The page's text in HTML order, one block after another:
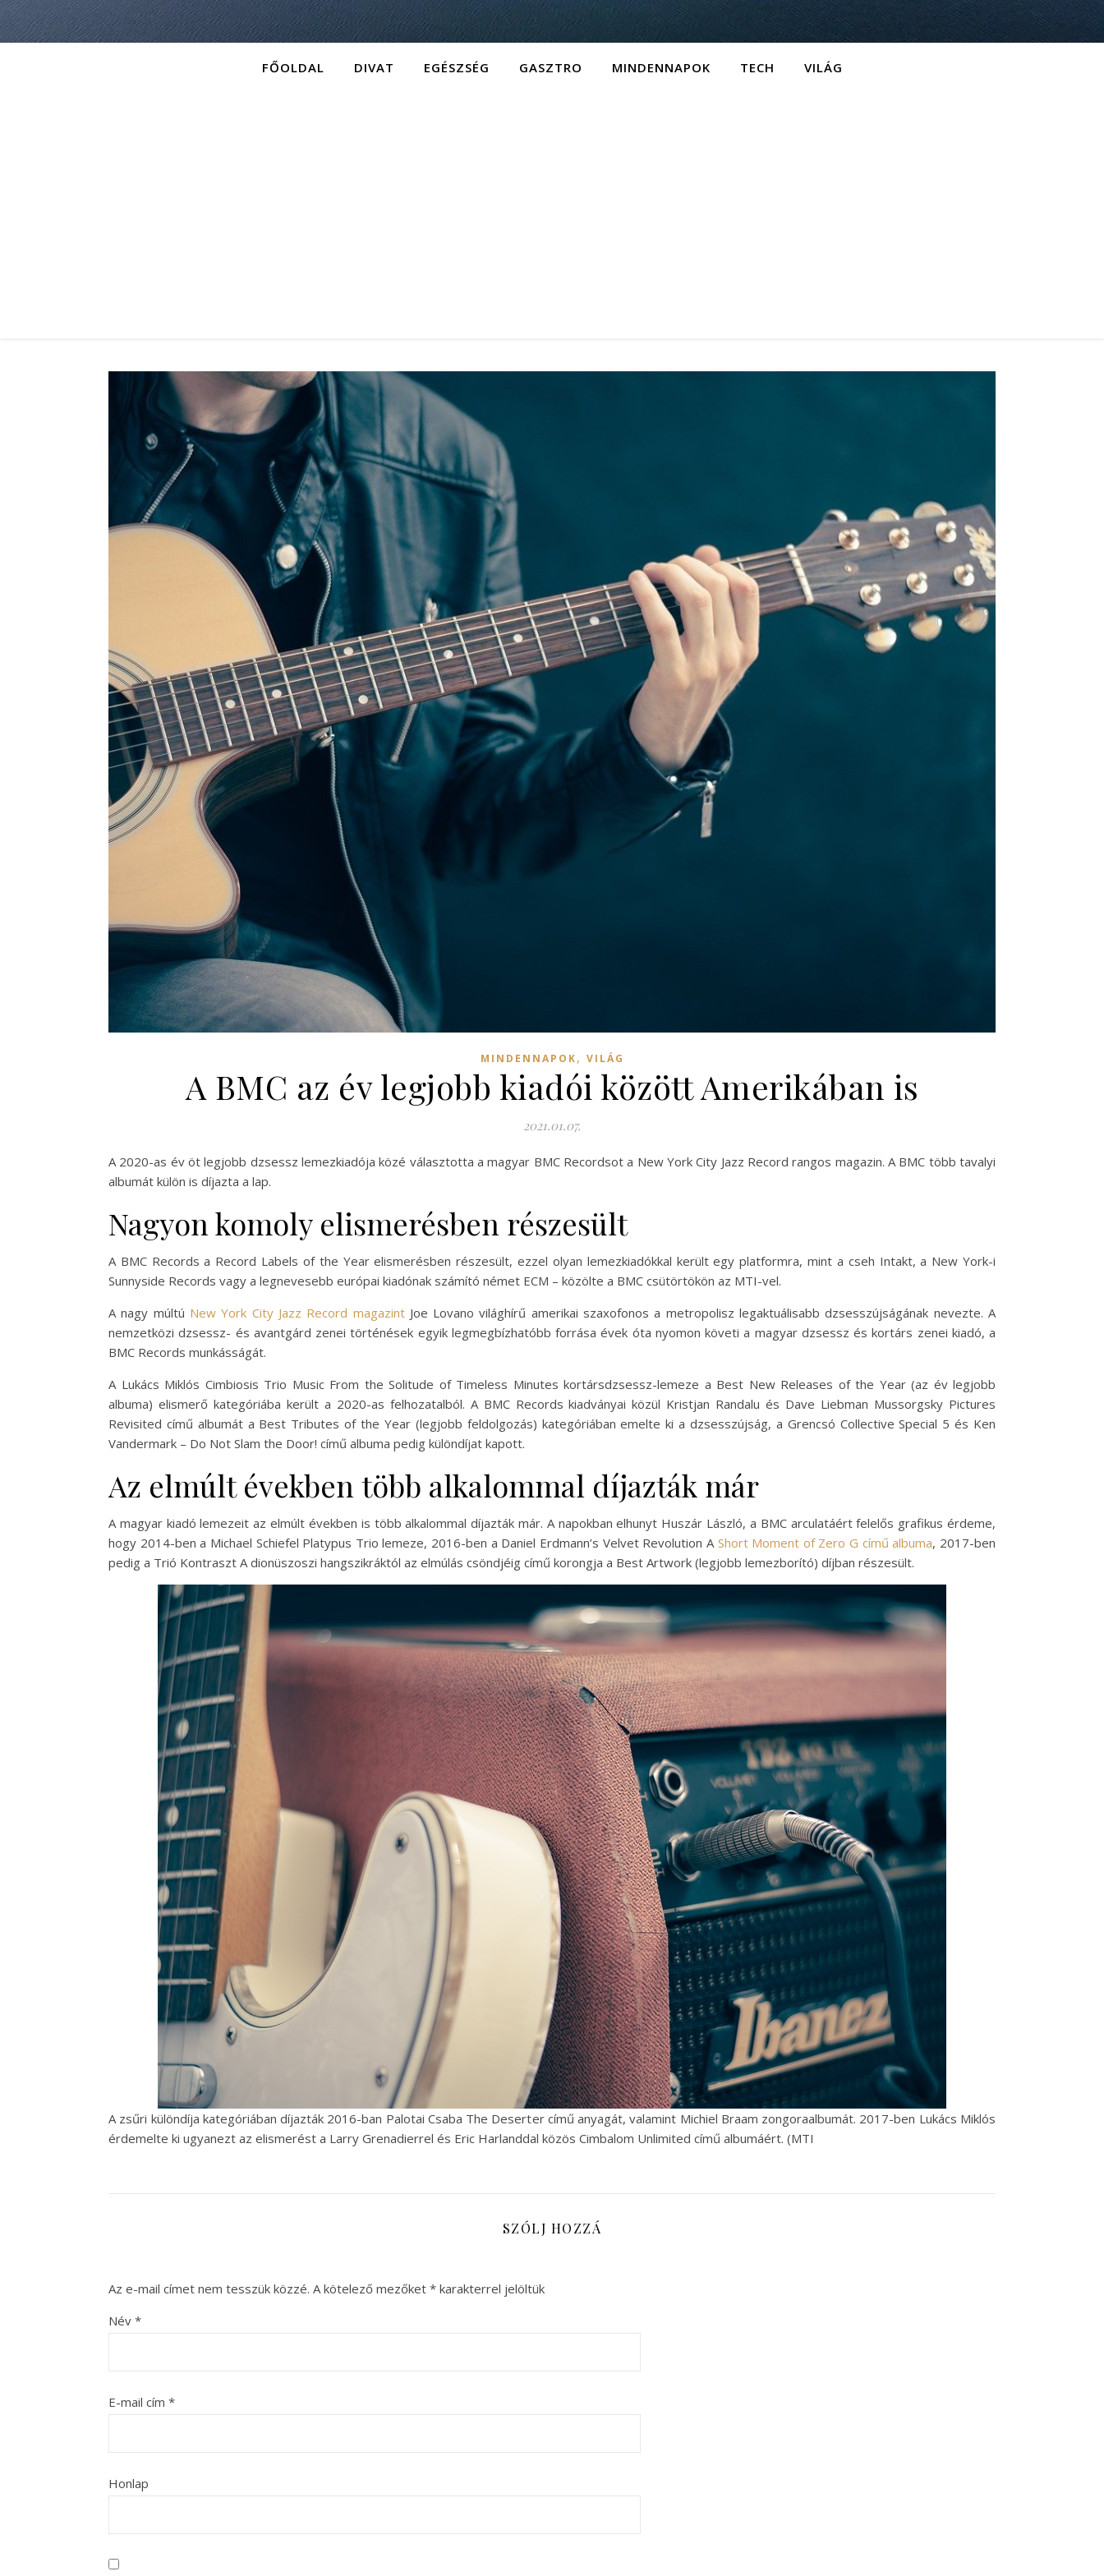
FŐOLDAL DIVAT EGÉSZSÉG GASZTRO MINDENNAPOK TECH VILÁG
MINDENNAPOK, VILÁG
A BMC az év legjobb kiadói között Amerikában is
2021.01.07.
A 2020-as év öt legjobb dzsessz lemezkiadója közé választotta a magyar BMC Recordsot a New York City Jazz Record rangos magazin. A BMC több tavalyi
albumát külön is díjazta a lap.
Nagyon komoly elismerésben részesült
A BMC Records a Record Labels of the Year elismerésben részesült, ezzel olyan lemezkiadókkal került egy platformra, mint a cseh Intakt, a New York-i
Sunnyside Records vagy a legnevesebb európai kiadónak számító német ECM – közölte a BMC csütörtökön az MTI-vel.
A nagy múltú New York City Jazz Record magazintJoe Lovano világhírű amerikai szaxofonos a metropolisz legaktuálisabb dzsesszújságának nevezte. A
nemzetközi dzsessz- és avantgárd zenei történések egyik legmegbízhatóbb forrása évek óta nyomon követi a magyar dzsessz és kortárs zenei kiadó, a
BMC Records munkásságát.
A Lukács Miklós Cimbiosis Trio Music From the Solitude of Timeless Minutes kortársdzsessz-lemeze a Best New Releases of the Year (az év legjobb
albuma) elismerő kategóriába került a 2020-as felhozatalból. A BMC Records kiadványai közül Kristjan Randalu és Dave Liebman Mussorgsky Pictures
Revisited című albumát a Best Tributes of the Year (legjobb feldolgozás) kategóriában emelte ki a dzsesszújság, a Grencsó Collective Special 5 és Ken
Vandermark – Do Not Slam the Door! című albuma pedig különdíjat kapott.
Az elmúlt években több alkalommal díjazták már
A magyar kiadó lemezeit az elmúlt években is több alkalommal díjazták már. A napokban elhunyt Huszár László, a BMC arculatáért felelős grafikus érdeme,
hogy 2014-ben a Michael Schiefel Platypus Trio lemeze, 2016-ben a Daniel Erdmann’s Velvet Revolution A Short Moment of Zero G című albuma, 2017-ben
pedig a Trió Kontraszt A dionüszoszi hangszikráktól az elmúlás csöndjéig című korongja a Best Artwork (legjobb lemezborító) díjban részesült.
A zsűri különdíja kategóriában díjazták 2016-ban Palotai Csaba The Deserter című anyagát, valamint Michiel Braam zongoraalbumát. 2017-ben Lukács Miklós
érdemelte ki ugyanezt az elismerést a Larry Grenadierrel és Eric Harlanddal közös Cimbalom Unlimited című albumáért. (MTI
SZÓLJ HOZZÁ
Az e-mail címet nem tesszük közzé. A kötelező mezőket * karakterrel jelöltük
Név *
E-mail cím *
Honlap